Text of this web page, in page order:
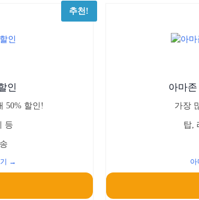
추천!
인
50% 할인!
등
기 →
아마
가장
탑,